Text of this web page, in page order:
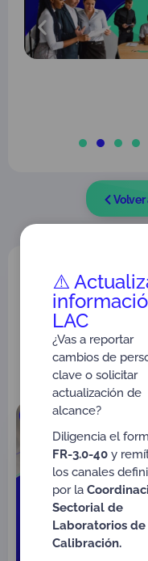
Volver
⚠️
LAC
¿Vas a reportar
cambios de
clave o solicitar
actualización de
alcance?
Diligencia el
FR-3.0-40y
los canales
por la
Sectorial de
Laboratorios de
Calibración.